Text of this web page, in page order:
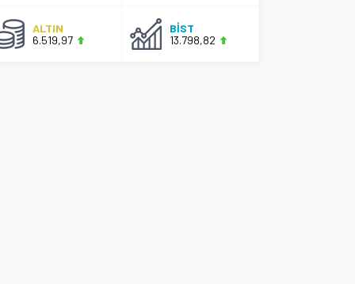
ALTIN
6.519,97
BİST
13.798,82